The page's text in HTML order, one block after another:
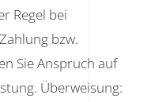
Regel bei
bzw.
Sie Anspruch auf
Überweisung: